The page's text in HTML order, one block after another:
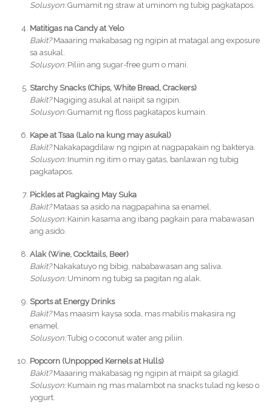
Solusyon:Gumamit ng straw at uminom ng tubig pagkatapos.
Matitigas na Candy at Yelo
Bakit?Maaaring makabasag ng ngipin at matagal ang exposure
sa asukal.
Solusyon:Piliin ang sugar-free gum o mani.
Starchy Snacks (Chips, White Bread, Crackers)
Bakit?Nagiging asukal at naiipit sa ngipin.
Solusyon:Gumamit ng floss pagkatapos kumain.
Kape at Tsaa (Lalo na kung may asukal)
Bakit?Nakakapagdilaw ng ngipin at nagpapakain ng bakterya.
Solusyon:Inumin ng itim o may gatas, banlawan ng tubig
pagkatapos.
Pickles at Pagkaing May Suka
Bakit?Mataas sa asido na nagpapahina sa enamel.
Solusyon:Kainin kasama ang ibang pagkain para mabawasan
ang asido.
Alak (Wine, Cocktails, Beer)
Bakit?Nakakatuyo ng bibig, nababawasan ang saliva.
Solusyon:Uminom ng tubig sa pagitan ng alak.
Sports at Energy Drinks
Bakit?Mas maasim kaysa soda, mas mabilis makasira ng
enamel.
Solusyon:Tubig o coconut water ang piliin.
Popcorn (Unpopped Kernels at Hulls)
Bakit?Maaaring makabasag ng ngipin at maipit sa gilagid.
Solusyon:Kumain ng mas malambot na snacks tulad ng keso o
yogurt.